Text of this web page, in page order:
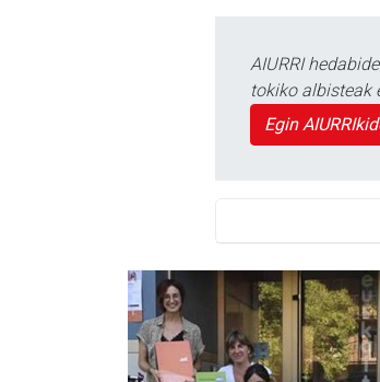
AIURRI
tokiko albisteak
Egin